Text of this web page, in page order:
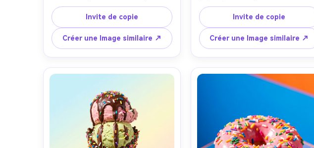
profond et glaçure noire
tourbillonnée avec des reflets
parfaits, accent de feuille d'or
minimal, fond de studio propre et
transparent, lumière de clé softbox
avec lumière de jante subtile, prise
sur Canon EOS R5, objectif 85 mm,
photographie de produits de
pâtisserie haut de gamme, texture
et points forts réalistes, ombres
immaculées, classement des couleurs
riches-AR 4:5
Invite de copie
Créer une Image similaire ↗
et poussière de sucre en poudre,
remplissage aéré de crème au
visible, éclairage studio vif et haut
de gamme, ombres douces, prise
Sony A7IV avec objectif 50 mm, f/
angle de haut à l'avant,
de boulangerie propre,
photoréaliste, détails nets,
classement des couleurs doux-AR
Invite de copie
Créer une Image similaire ↗